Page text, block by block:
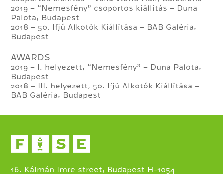
2019 – “Nemesfény” csoportos kiállítás – Duna
Palota, Budapest
2018 – 50. Ifjú Alkotók Kiállítása – BAB Galéria,
Budapest
AWARDS
2019 – I. helyezett, “Nemesfény” – Duna Palota,
Budapest
2018 – III. helyezett, 50. Ifjú Alkotók Kiállítása –
BAB Galéria, Budapest
16. Kálmán Imre street, Budapest H-1054